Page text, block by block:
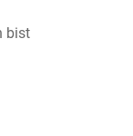
bist